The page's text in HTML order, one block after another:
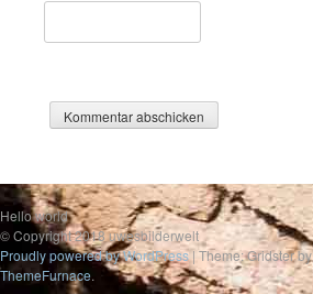
Hello world
© Copyright 2018 uwesbilderwelt
Proudly powered by WordPress|Theme: Gridster by
ThemeFurnace.